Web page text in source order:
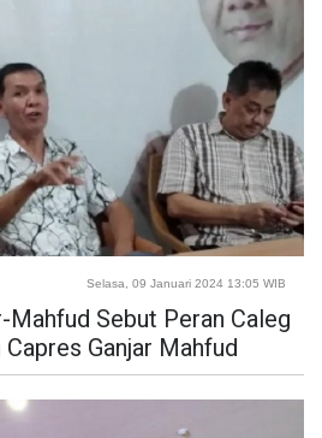
Selasa, 09 Januari 2024 13:05 WIB
Mahfud Sebut Peran Caleg
Ganjar Mahfud